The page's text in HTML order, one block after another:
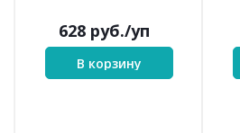
628 руб./уп
В корзину